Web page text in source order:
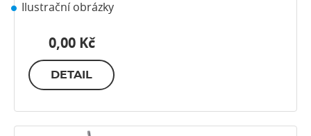
Ilustrační obrázky
0,00 Kč
DETAIL